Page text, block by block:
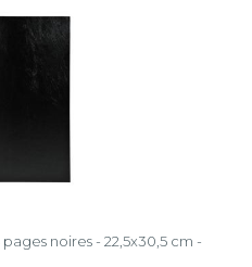
noires - 22,5x30,5 cm -